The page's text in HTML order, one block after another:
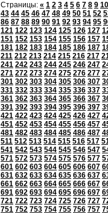
Страницы: « 1 2 3 4 5 6 7 8 9 10
43 44 45 46 47 48 49 50 51 52
86 87 88 89 90 91 92 93 94 95
121 122 123 124 125 126 127
151 152 153 154 155 156 157
181 182 183 184 185 186 187
211 212 213 214 215 216 217
241 242 243 244 245 246 247
271 272 273 274 275 276 277
301 302 303 304 305 306 307
331 332 333 334 335 336 337
361 362 363 364 365 366 367
391 392 393 394 395 396 397
421 422 423 424 425 426 427
451 452 453 454 455 456 457
481 482 483 484 485 486 487
511 512 513 514 515 516 517
541 542 543 544 545 546 547
571 572 573 574 575 576 577
601 602 603 604 605 606 607
631 632 633 634 635 636 637
661 662 663 664 665 666 667
691 692 693 694 695 696 697
721 722 723 724 725 726 727
751 752 753 754 755 756 757